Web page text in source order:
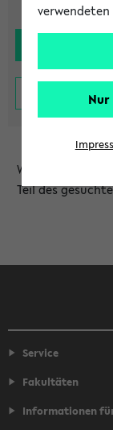
Wählen Sie die
Teil des
Service
Fakultäten
Informationen
Nur